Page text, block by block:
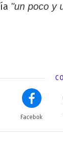
"un poco y
Facebok